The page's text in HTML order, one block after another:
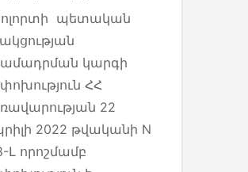
ոլորտի պետական
կարգի
ՀՀ
22
2022 թվականի N
Լ որոշմամբ